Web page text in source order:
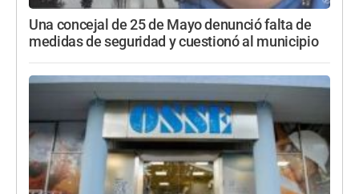
Una concejal de 25 de Mayo denunció falta de
medidas de seguridad y cuestionó al municipio